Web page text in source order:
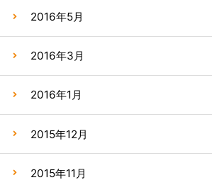
2016年5月
2016年3月
2016年1月
2015年12月
2015年11月